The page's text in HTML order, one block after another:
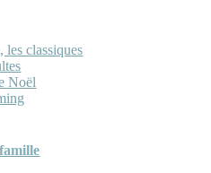
les classiques
Noël